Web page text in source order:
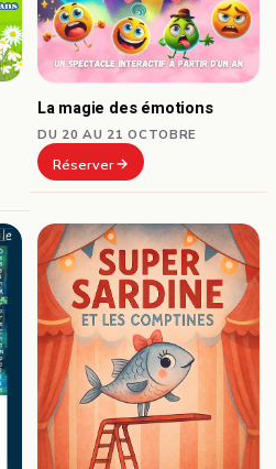
La magie des émotions
DU 20 AU 21 OCTOBRE
Réserver